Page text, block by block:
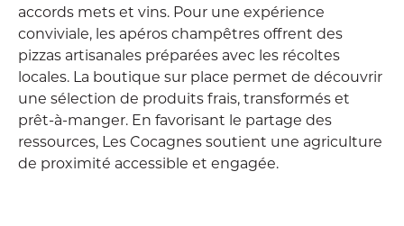
accords mets et vins. Pour une expérience
conviviale, les apéros champêtres offrent des
pizzas artisanales préparées avec les récoltes
locales. La boutique sur place permet de découvrir
une sélection de produits frais, transformés et
prêt-à-manger. En favorisant le partage des
ressources, Les Cocagnes soutient une agriculture
de proximité accessible et engagée.